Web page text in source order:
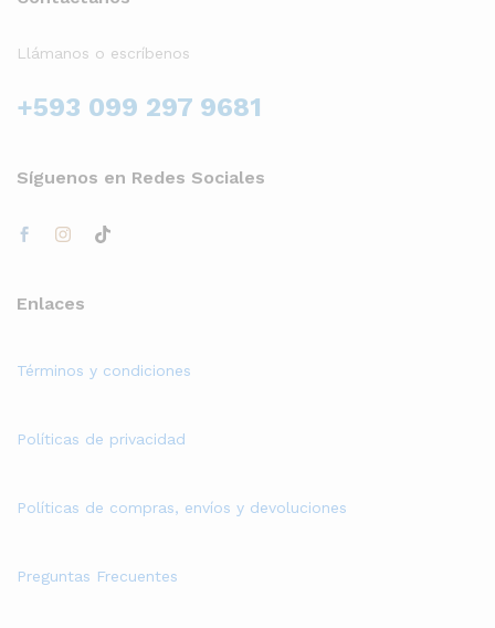
Llámanos o escríbenos
+593 099 297 9681
Síguenos en Redes Sociales
Enlaces
Términos y condiciones
Políticas de privacidad
Políticas de compras, envíos y devoluciones
Preguntas Frecuentes